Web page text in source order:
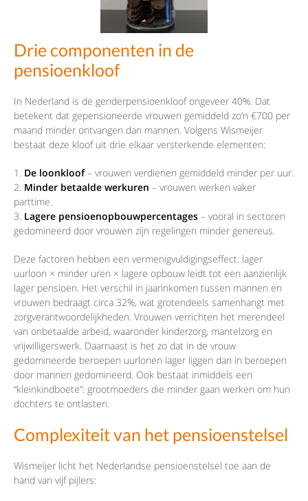
Drie componenten in de
pensioenkloof
In Nederland is de genderpensioenkloof ongeveer 40%. Dat
betekent dat gepensioneerde vrouwen gemiddeld zo’n €700 per
maand minder ontvangen dan mannen. Volgens Wismeijer
bestaat deze kloof uit drie elkaar versterkende elementen:
De loonkloof– vrouwen verdienen gemiddeld minder per uur.
Minder betaalde werkuren – vrouwen werken vaker
parttime.
Lagere pensioenopbouwpercentages – vooral in sectoren
gedomineerd door vrouwen zijn regelingen minder genereus.
Deze factoren hebben een vermenigvuldigingseffect: lager
uurloon × minder uren × lagere opbouw leidt tot een aanzienlijk
lager pensioen. Het verschil in jaarinkomen tussen mannen en
vrouwen bedraagt circa 32%, wat grotendeels samenhangt met
zorgverantwoordelijkheden. Vrouwen verrichten het merendeel
van onbetaalde arbeid, waaronder kinderzorg, mantelzorg en
vrijwilligerswerk. Daarnaast is het zo dat in de vrouw
gedomineerde beroepen uurlonen lager liggen dan in beroepen
door mannen gedomineerd. Ook bestaat inmiddels een
“kleinkindboete”: grootmoeders die minder gaan werken om hun
dochters te ontlasten.
Complexiteit van het pensioenstelsel
Wismeijer licht het Nederlandse pensioenstelsel toe aan de
hand van vijf pijlers: